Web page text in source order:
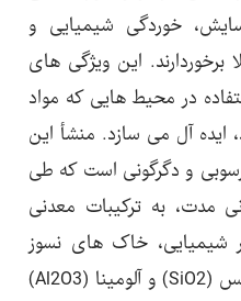
خوردگی شیمیایی و
برخوردارند. این ویژگی های
در محیط هایی که مواد
ایده آل می سازد. منشأ این
و دگرگونی است که طی
مدت، به ترکیبات معدنی
شیمیایی، خاک های نسوز
عمدتاً از اکسیدهایی نظیر سیلیس (SiO2) و آلومینا (Al2O3)